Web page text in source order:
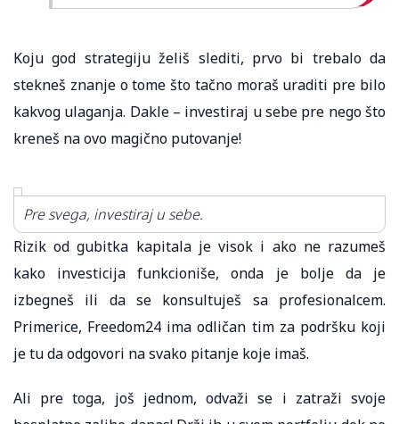
Koju god strategiju želiš slediti, prvo bi trebalo da
stekneš znanje o tome što tačno moraš uraditi pre bilo
kakvog ulaganja. Dakle – investiraj u sebe pre nego što
kreneš na ovo magično putovanje!
Pre svega, investiraj u sebe.
Rizik od gubitka kapitala je visok i ako ne razumeš
kako investicija funkcioniše, onda je bolje da je
izbegneš ili da se konsultuješ sa profesionalcem.
Primerice, Freedom24 ima odličan tim za podršku koji
je tu da odgovori na svako pitanje koje imaš.
Ali pre toga, još jednom, odvaži se i zatraži svoje